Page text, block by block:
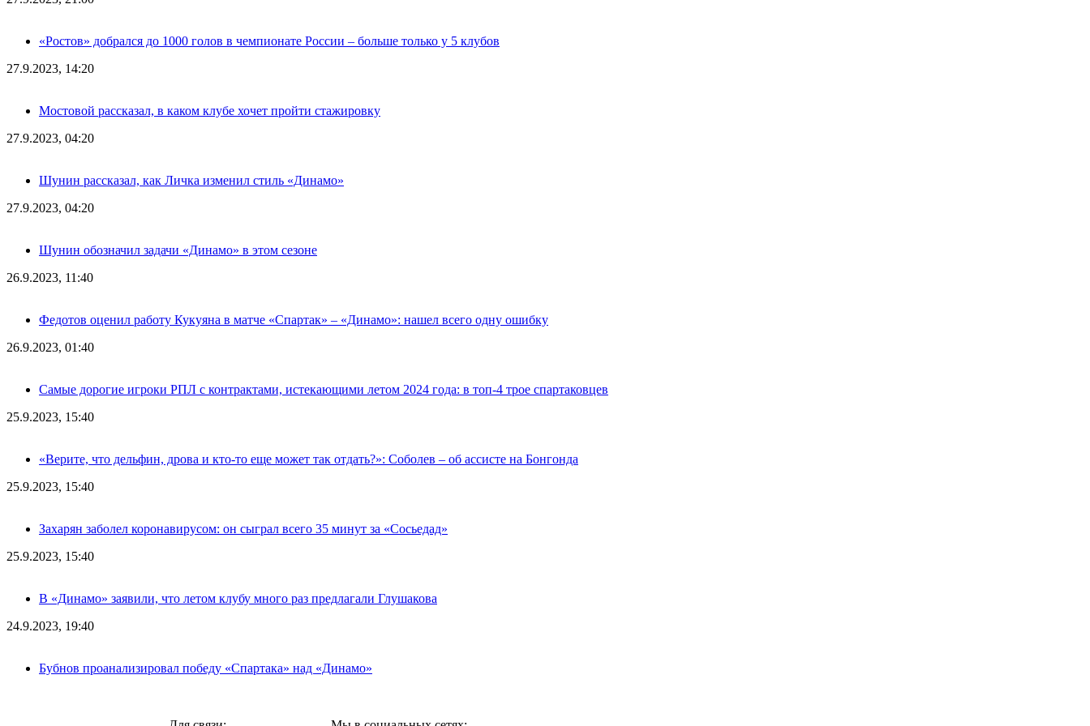
«Ростов» добрался до 1000 голов в чемпионате России – больше только у 5 клубов
27.9.2023, 14:20
Мостовой рассказал, в каком клубе хочет пройти стажировку
27.9.2023, 04:20
Шунин рассказал, как Личка изменил стиль «Динамо»
27.9.2023, 04:20
Шунин обозначил задачи «Динамо» в этом сезоне
26.9.2023, 11:40
Федотов оценил работу Кукуяна в матче «Спартак» – «Динамо»: нашел всего одну ошибку
26.9.2023, 01:40
Самые дорогие игроки РПЛ с контрактами, истекающими летом 2024 года: в топ-4 трое спартаковцев
25.9.2023, 15:40
«Верите, что дельфин, дрова и кто-то еще может так отдать?»: Соболев – об ассисте на Бонгонда
25.9.2023, 15:40
Захарян заболел коронавирусом: он сыграл всего 35 минут за «Сосьедад»
25.9.2023, 15:40
В «Динамо» заявили, что летом клубу много раз предлагали Глушакова
24.9.2023, 19:40
Бубнов проанализировал победу «Спартака» над «Динамо»